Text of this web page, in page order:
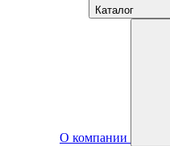
Каталог
О компании